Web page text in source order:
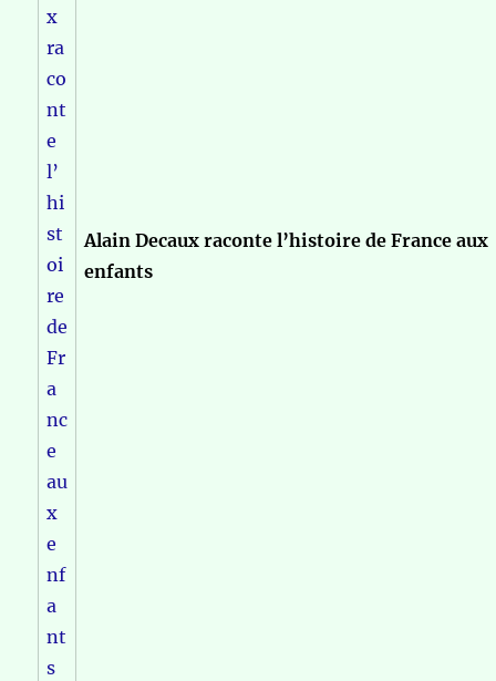
Alain Decaux raconte l’histoire de France aux
enfants